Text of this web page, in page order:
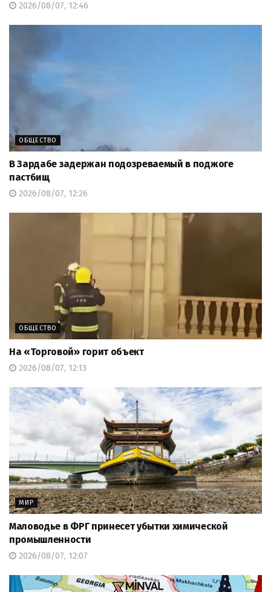
2026/08/07, 12:46
ОБЩЕСТВО
В Зардабе задержан подозреваемый в поджоге
пастбищ
2026/08/07, 12:26
ОБЩЕСТВО
На «Торговой» горит объект
2026/08/07, 12:13
МИР
Маловодье в ФРГ принесет убытки химической
промышленности
2026/08/07, 12:07